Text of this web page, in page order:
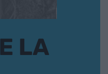
LA